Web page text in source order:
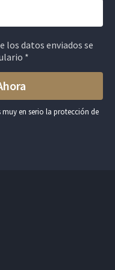
los datos enviados se
*
en serio la protección de